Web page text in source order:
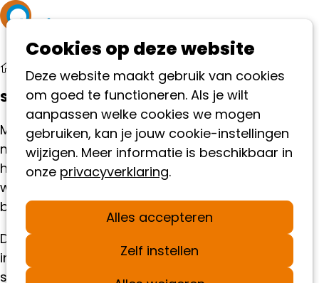
Cookies op deze website
Deze website maakt gebruik van cookies
om goed te functioneren. Als je wilt
aanpassen welke cookies we mogen
gebruiken, kan je jouw cookie-instellingen
wijzigen. Meer informatie is beschikbaar in
onze privacyverklaring.
Alles accepteren
Zelf instellen
Help mee Maandelijks doneren
Samen blijvende verandering realiseren
Met jouw maandelijkse donatie geef je mensen
met autisme blijvend nieuwe kansen. Je maakt
het mogelijk dat onder andere scholen en
werkplekken beter worden ingericht en niemand
buitenspel staat.
Dankzij vaste steun kunnen wij projecten en
initiatieven continu ondersteunen. Zo bouwen we
stap voor stap aan een samenleving waarin